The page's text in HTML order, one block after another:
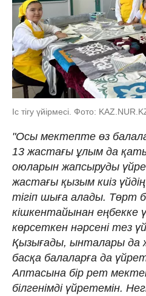
Іс тігу үйірмесі. Фото:
"Осы мектепте өз
13 жастағы ұлым да
оюларын жапсыруды
жастағы қызым киіз
тігіп шыға алады. Төрт
кішкентайынан еңбекке
көрсеткен нәрсені тез
Қызығады, ынталары да
басқа балаларға да
Аптасына бір рет
білгенімді үйретемін.